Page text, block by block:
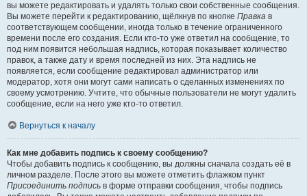
вы можете редактировать и удалять только свои собственные сообщения.
Вы можете перейти к редактированию, щёлкнув по кнопке Правка в
соответствующем сообщении, иногда только в течение ограниченного
времени после его создания. Если кто-то уже ответил на сообщение, то
под ним появится небольшая надпись, которая показывает количество
правок, а также дату и время последней из них. Эта надпись не
появляется, если сообщение редактировал администратор или
модератор, хотя они могут сами написать о сделанных изменениях по
своему усмотрению. Учтите, что обычные пользователи не могут удалить
сообщение, если на него уже кто-то ответил.
Вернуться к началу
Как мне добавить подпись к своему сообщению?
Чтобы добавить подпись к сообщению, вы должны сначала создать её в
личном разделе. После этого вы можете отметить флажком пункт
Присоединить подпись в форме отправки сообщения, чтобы подпись